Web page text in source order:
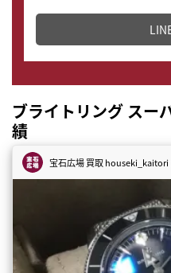
どこからでもすぐに査定
ブライトリング スー
績
宝石広場 買取houseki_kaitori